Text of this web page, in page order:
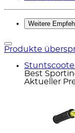
Weitere
Produkte
Best
Aktueller